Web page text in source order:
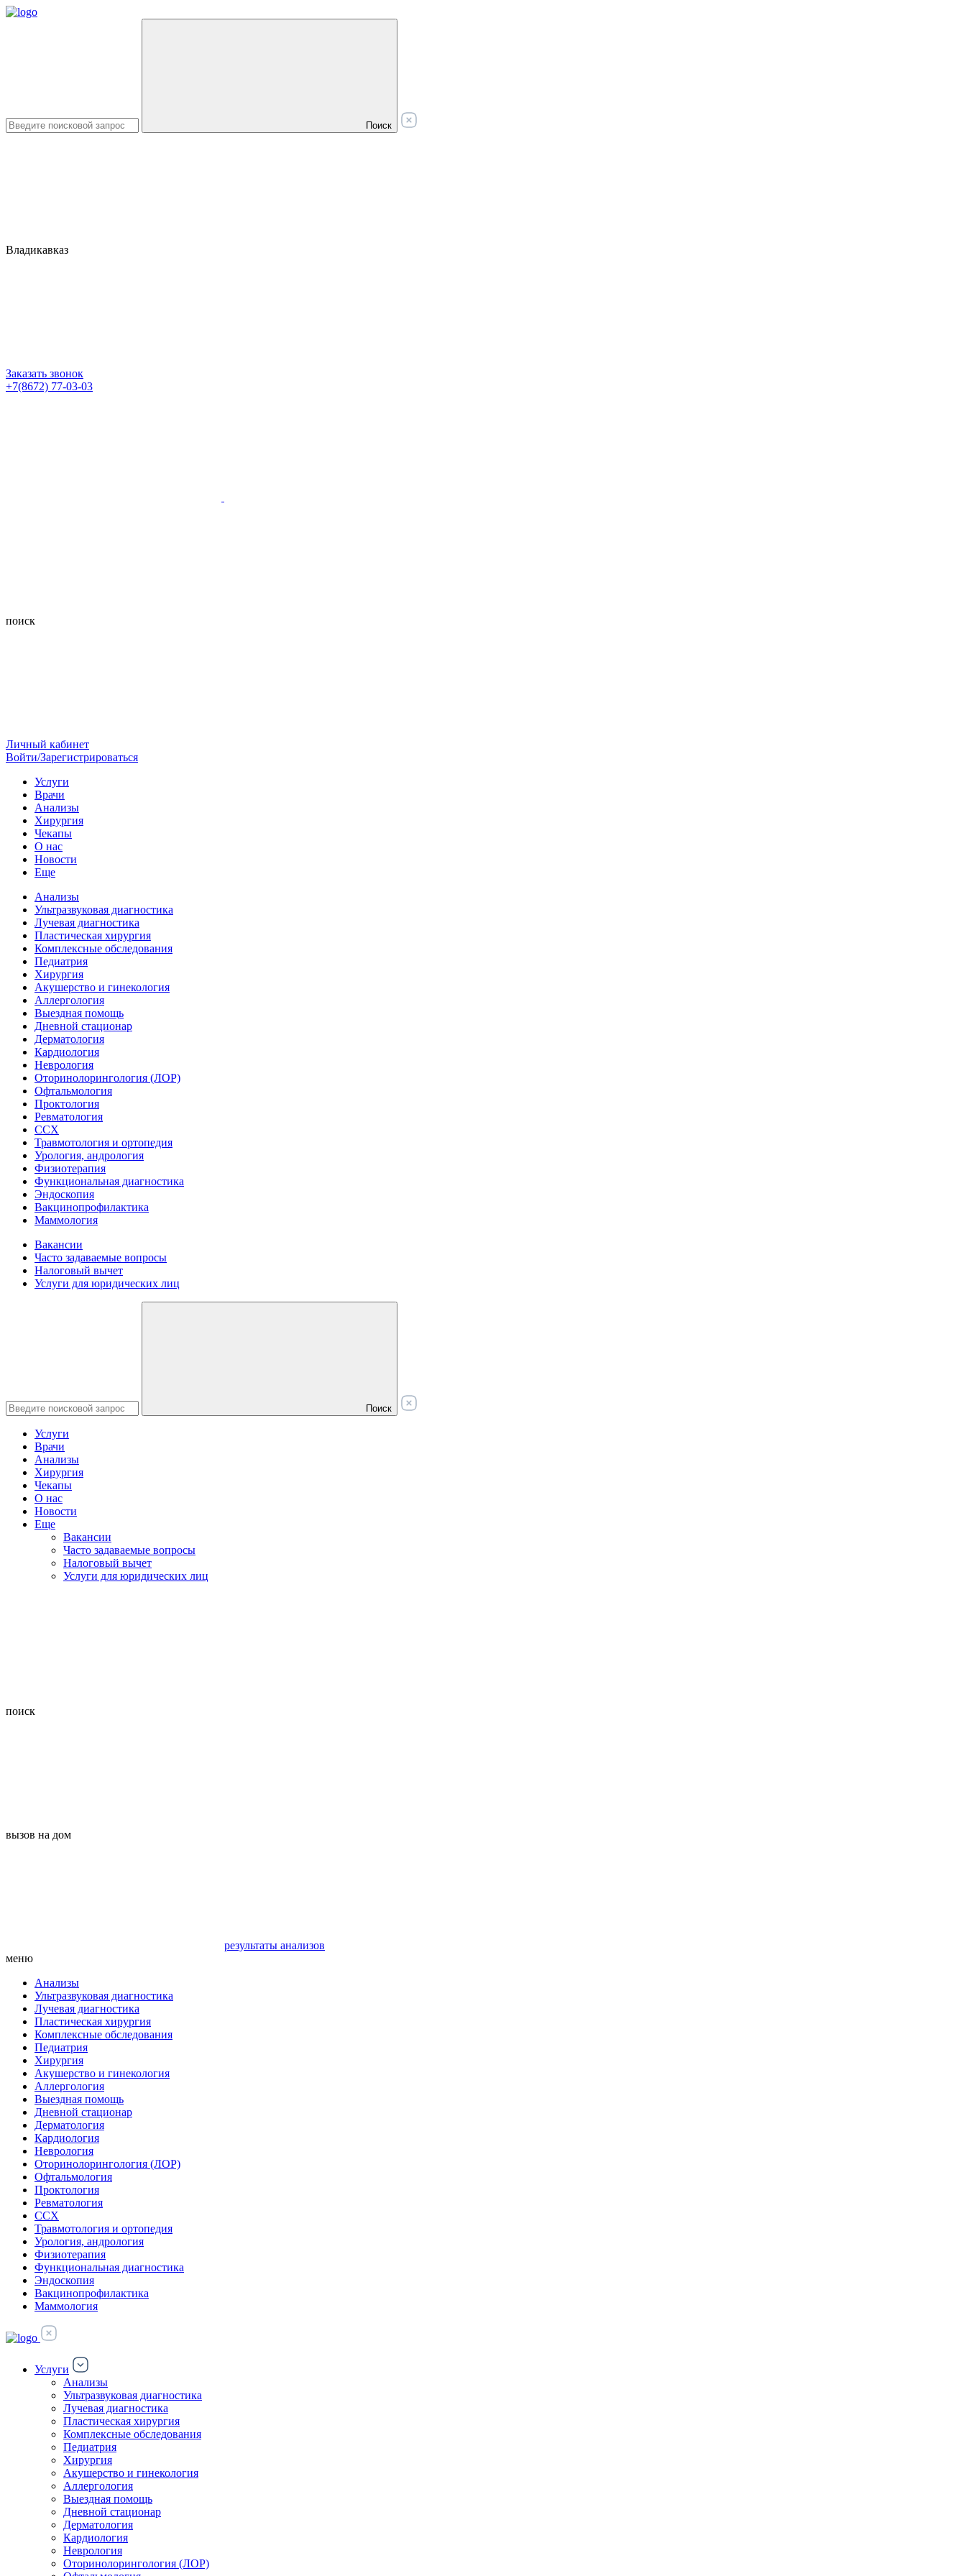
Поиск
Владикавказ
Заказать звонок
+7(8672) 77-03-03
поиск
Личный кабинет
Войти/Зарегистрироваться
Услуги
Врачи
Анализы
Хирургия
Чекапы
О нас
Новости
Еще
Анализы
Ультразвуковая диагностика
Лучевая диагностика
Пластическая хирургия
Комплексные обследования
Педиатрия
Хирургия
Акушерство и гинекология
Аллергология
Выездная помощь
Дневной стационар
Дерматология
Кардиология
Неврология
Оторинолорингология (ЛОР)
Офтальмология
Проктология
Ревматология
ССХ
Травмотология и ортопедия
Урология, андрология
Физиотерапия
Функциональная диагностика
Эндоскопия
Вакцинопрофилактика
Маммология
Вакансии
Часто задаваемые вопросы
Налоговый вычет
Услуги для юридических лиц
Поиск
Услуги
Врачи
Анализы
Хирургия
Чекапы
О нас
Новости
Еще
Вакансии
Часто задаваемые вопросы
Налоговый вычет
Услуги для юридических лиц
поиск
вызов на дом
результаты анализов
меню
Анализы
Ультразвуковая диагностика
Лучевая диагностика
Пластическая хирургия
Комплексные обследования
Педиатрия
Хирургия
Акушерство и гинекология
Аллергология
Выездная помощь
Дневной стационар
Дерматология
Кардиология
Неврология
Оторинолорингология (ЛОР)
Офтальмология
Проктология
Ревматология
ССХ
Травмотология и ортопедия
Урология, андрология
Физиотерапия
Функциональная диагностика
Эндоскопия
Вакцинопрофилактика
Маммология
Услуги
Анализы
Ультразвуковая диагностика
Лучевая диагностика
Пластическая хирургия
Комплексные обследования
Педиатрия
Хирургия
Акушерство и гинекология
Аллергология
Выездная помощь
Дневной стационар
Дерматология
Кардиология
Неврология
Оторинолорингология (ЛОР)